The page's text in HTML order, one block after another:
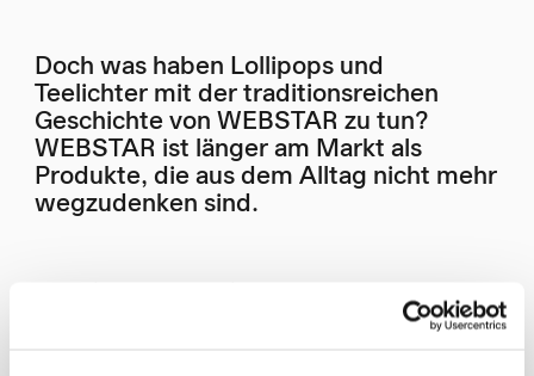
Doch was haben Lollipops und
Teelichter mit der traditionsreichen
Geschichte von WEBSTAR zu tun?
WEBSTAR ist länger am Markt als
Produkte, die aus dem Alltag nicht mehr
wegzudenken sind.
auf den Markt – zu diesem Zeitpunkt war